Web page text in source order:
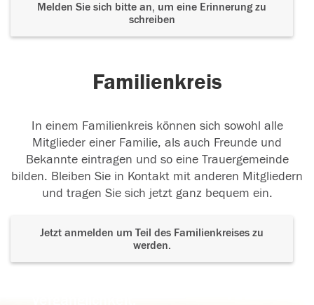
Melden Sie sich bitte an, um eine Erinnerung zu
schreiben
Familienkreis
In einem Familienkreis können sich sowohl alle
Mitglieder einer Familie, als auch Freunde und
Bekannte eintragen und so eine Trauergemeinde
bilden. Bleiben Sie in Kontakt mit anderen Mitgliedern
und tragen Sie sich jetzt ganz bequem ein.
Jetzt anmelden um Teil des Familienkreises zu
werden.